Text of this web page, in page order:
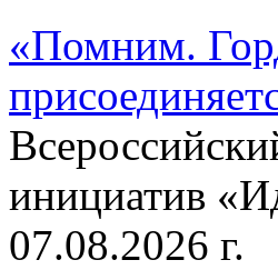
«Помним.
инициатив
07.08.2026 г.